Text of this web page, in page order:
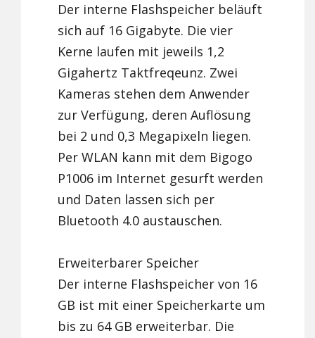
Der interne Flashspeicher beläuft
sich auf 16 Gigabyte. Die vier
Kerne laufen mit jeweils 1,2
Gigahertz Taktfreqeunz. Zwei
Kameras stehen dem Anwender
zur Verfügung, deren Auflösung
bei 2 und 0,3 Megapixeln liegen.
Per WLAN kann mit dem Bigogo
P1006 im Internet gesurft werden
und Daten lassen sich per
Bluetooth 4.0 austauschen.
Erweiterbarer Speicher
Der interne Flashspeicher von 16
GB ist mit einer Speicherkarte um
bis zu 64 GB erweiterbar. Die